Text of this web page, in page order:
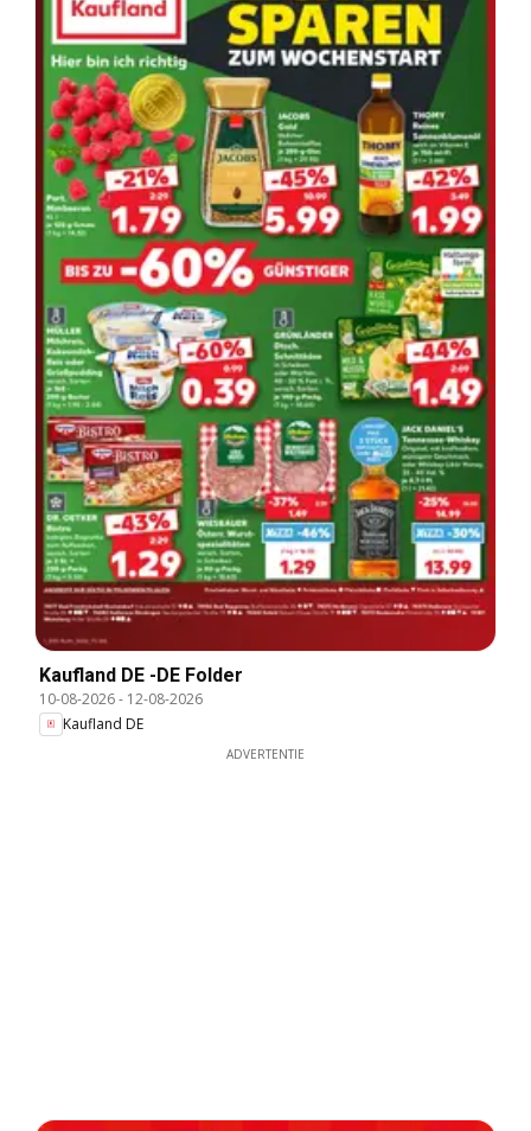
Kaufland DE -DE Folder
10-08-2026- 12-08-2026
Kaufland DE
ADVERTENTIE